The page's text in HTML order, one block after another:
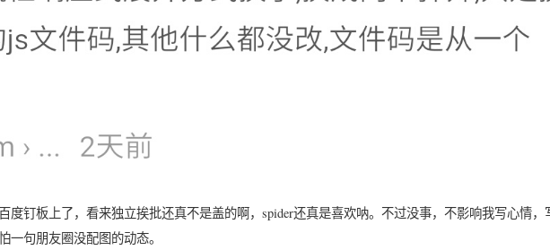
度钉板上了，看来独立挨批还真不是盖的啊，spider还真是喜欢呐。不过没事，不影响我写心情，
一句朋友圈没配图的动态。